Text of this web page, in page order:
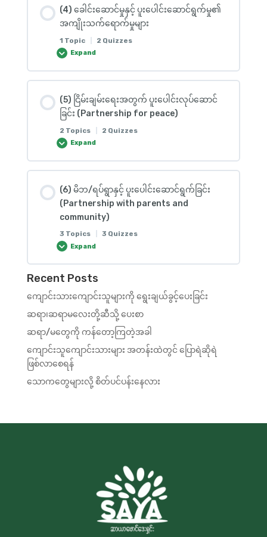
(1) Open Question
(3) Questionnaire
(4) Everyone can be leaders
(1) ‌အောက်ပါမေးခွန်းများကို ဖြေဆိုပါ။
(2) Reading
(1) Questionnaire
0% COMPLETE 0/5 Steps
(1) Accordion
(2) Leadership, Partnership and Religion
(3) ဆရာ/မတို့အတွေ့အကြုံများဖြင့် ခေါင်းဆောင်မှု
(Leadership) နှင့် ပူးပေါင်းမှု (Partnership)၏ တူညီ
ချက်များ
(4) ဆရာ/မတို့အတွေ့အကြုံများဖြင့် ခေါင်းဆောင်မှု
(Leadership) နှင့် ပူးပေါင်းမှု (Partnership)၏ မတူညီ
(5) Reading
(1) Questionnaire
(4) ခေါင်းဆောင်မှုနှင့် ပူးပေါင်းဆောင်ရွက်မှု၏
အကျိုးသက်ရောက်မှုများ
1 Topic 2 Quizzes
Expand
0% COMPLETE 0/1 Steps
(1) Rating
(1) ‌အောက်ပါမေးခွန်းများကို ဖြေဆိုပါ။
(5) ငြိမ်းချမ်းရေးအတွက် ပူးပေါင်းလုပ်ဆောင်
ခြင်း (Partnership for peace)
2 Topics 2 Quizzes
Expand
0% COMPLETE 0/2 Steps
(1) Impacts of Leadership and Partnership
(1) Cornell Notes
(2) Reading
(1) Open Question
(6) မိဘ/ရပ်ရွာနှင့် ပူးပေါင်းဆောင်ရွက်ခြင်း
(Partnership with parents and
community)
3 Topics 3 Quizzes
Expand
Lesson Content
0% COMPLETE 0/3 Steps
(1) Multiple choice
(1) ဆရာ/မတို့ပြုလုပ်သည့်အချက်များကိုအခြေခံ၍ တစ်ခု
(1) Cornell Notes
(3) Partnership for Peace
Recent Posts
ကျောင်းသားကျောင်းသူများကို ရွေးချယ်ခွင့်ပေးခြင်း
ဆရာ၊ဆရာမလေးတို့ဆီသို့ ပေးစာ
ဆရာ/မတွေကို ကန်တော့ကြတဲ့အခါ
ကျောင်းသူကျောင်းသားများ အတန်းထဲတွင် ပြောရဲဆိုရဲ
ဖြစ်လာစေရန်
သောကတွေများလို့ စိတ်ပင်ပန်းနေလား